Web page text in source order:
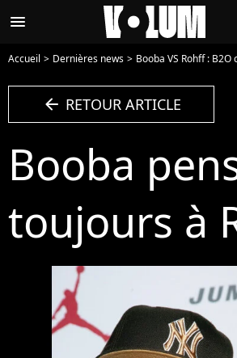
menu
Accueil Dernières news Booba VS Rohff : B2O clashe encore ! "Il
arrow_left RETOUR ARTICLE
Booba
toujours à